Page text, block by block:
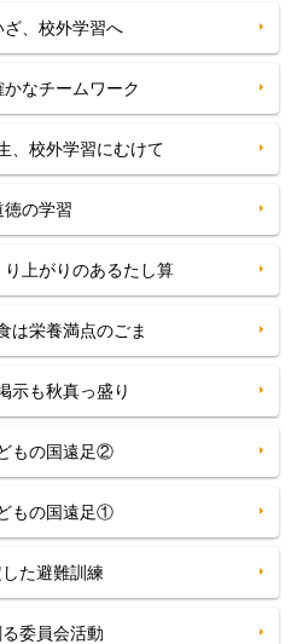
、校外学習へ
なチームワーク
、校外学習にむけて
の学習
上がりのあるたし算
は栄養満点のごま
示も秋真っ盛り
もの国遠足②
もの国遠足①
た避難訓練
委員会活動